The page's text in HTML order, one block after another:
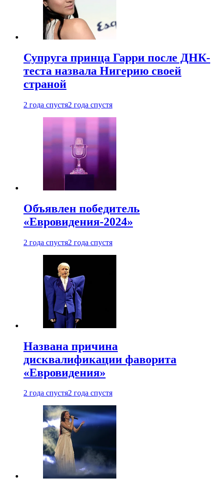
Супруга принца Гарри после ДНК-
теста назвала Нигерию своей
страной
2 года спустя2 года спустя
Объявлен победитель
«Евровидения-2024»
2 года спустя2 года спустя
Названа причина
дисквалификации фаворита
«Евровидения»
2 года спустя2 года спустя